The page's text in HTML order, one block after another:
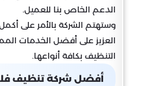
الدعم الخاص بنا للعميل.
وستهتم الشركة بالأمر على
العزيز على أفضل الخدمات
التنظيف بكافة أنواعها.
أفضل شركة تنظيف